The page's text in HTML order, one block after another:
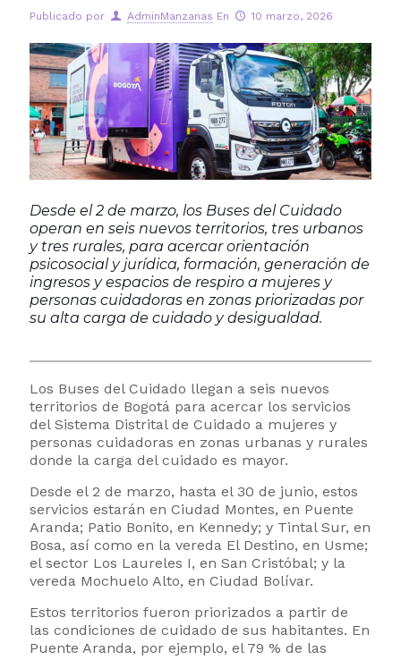
Publicado por AdminManzanas En 10 marzo, 2026
Desde el 2 de marzo, los Buses del Cuidado
operan en seis nuevos territorios, tres urbanos
y tres rurales, para acercar orientación
psicosocial y jurídica, formación, generación de
ingresos y espacios de respiro a mujeres y
personas cuidadoras en zonas priorizadas por
su alta carga de cuidado y desigualdad.
Los Buses del Cuidado llegan a seis nuevos
territorios de Bogotá para acercar los servicios
del Sistema Distrital de Cuidado a mujeres y
personas cuidadoras en zonas urbanas y rurales
donde la carga del cuidado es mayor.
Desde el 2 de marzo, hasta el 30 de junio, estos
servicios estarán en Ciudad Montes, en Puente
Aranda; Patio Bonito, en Kennedy; y Tintal Sur, en
Bosa, así como en la vereda El Destino, en Usme;
el sector Los Laureles I, en San Cristóbal; y la
vereda Mochuelo Alto, en Ciudad Bolívar.
Estos territorios fueron priorizados a partir de
las condiciones de cuidado de sus habitantes. En
Puente Aranda, por ejemplo, el 79 % de las